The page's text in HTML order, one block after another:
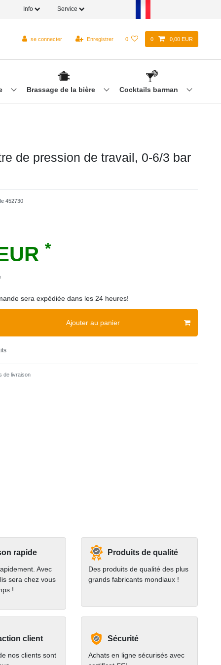
Info Service
se connecter Enregistrer 0 0 0,00 EUR
Brassage de la bière Cocktails barman
de pression de travail, 0-6/3 bar
452730
*
sera expédiée dans les 24 heures!
Ajouter au panier
de livraison
rapide
Avec
sera chez vous
!
Produits de qualité
Des produits de qualité des plus
grands fabricants mondiaux !
client
nos clients sont
Sécurité
Achats en ligne sécurisés avec